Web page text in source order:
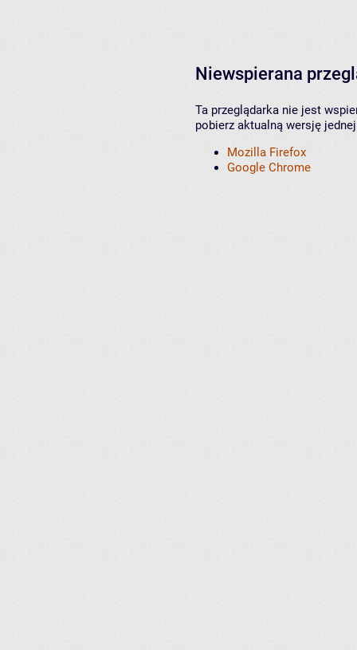
Niewspierana
Ta przeglądarka nie jest
pobierz aktualną wersję
Mozilla Firefox
Google Chrome